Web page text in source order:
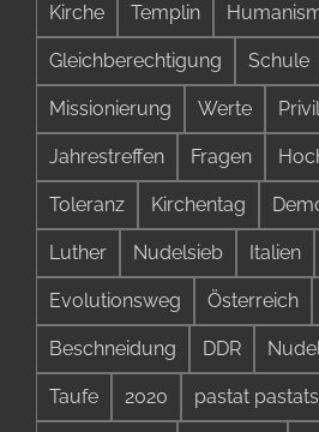
Kirche Templin
Gleichberechtigung Schule
Missionierung Werte
Jahrestreffen Fragen
Toleranz Kirchentag
Luther Nudelsieb Italien
Evolutionsweg Österreich
Beschneidung DDR
Taufe 2020 pastat